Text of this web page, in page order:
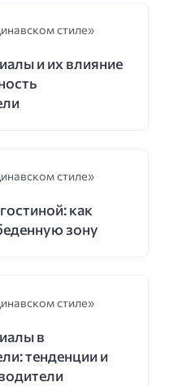
стиле»
и их влияние
стиле»
как
зону
стиле»
в
тенденции и